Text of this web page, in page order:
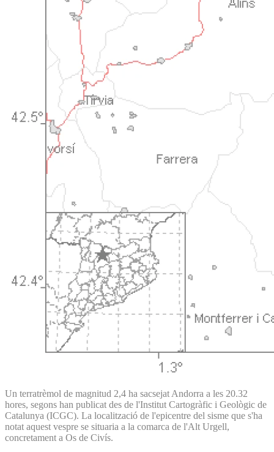
Un terratrèmol de magnitud 2,4 ha sacsejat Andorra a les 20.32
hores, segons han publicat des de l'Institut Cartogràfic i Geològic de
Catalunya (ICGC). La localització de l'epicentre del sisme que s'ha
notat aquest vespre se situaria a la comarca de l'Alt Urgell,
concretament a Os de Civís.